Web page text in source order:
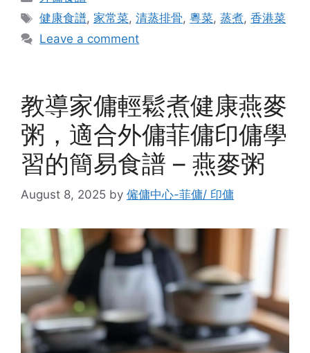
Tags
健康食譜, 家常菜,清蒸排骨,粵菜,蒸煮,香港菜
Leave a comment
教導家傭輕鬆煮健康燕麥
粥，適合外傭菲傭印傭學
習的簡易食譜 – 燕麥粥
August 8, 2025 by 僱傭中心-菲傭/ 印傭